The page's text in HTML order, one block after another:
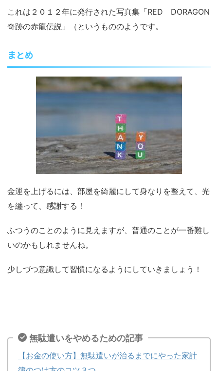
これは２０１２年に発行された写真集「RED DORAGON
奇跡の赤龍伝説」（というもののようです。
まとめ
金運を上げるには、部屋を綺麗にして身なりを整えて、光
を纏って、感謝する！
ふつうのことのように見えますが、普通のことが一番難し
いのかもしれませんね。
少しづつ意識して習慣になるようにしていきましょう！
無駄遣いをやめるための記事
【お金の使い方】無駄遣いが治るまでにやった家計